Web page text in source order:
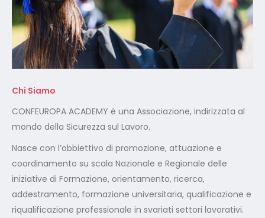
Chi Siamo
CONFEUROPA ACADEMY è una Associazione, indirizzata al
mondo della Sicurezza sul Lavoro.
Nasce con l’obbiettivo di promozione, attuazione e
coordinamento su scala Nazionale e Regionale delle
iniziative di Formazione, orientamento, ricerca,
addestramento, formazione universitaria, qualificazione e
riqualificazione professionale in svariati settori lavorativi.